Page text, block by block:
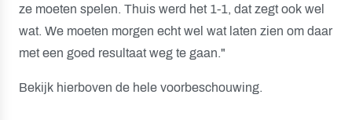
ze moeten spelen. Thuis werd het 1-1, dat zegt ook wel
wat. We moeten morgen echt wel wat laten zien om daar
met een goed resultaat weg te gaan."
Bekijk hierboven de hele voorbeschouwing.